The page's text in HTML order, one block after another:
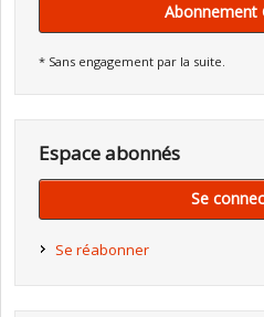
Abonnement
* Sans engagement par la suite.
Espace abonnés
Se
Se réabonner